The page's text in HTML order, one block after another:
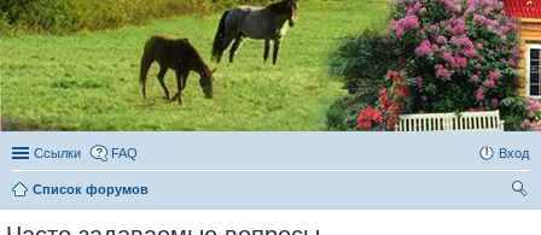
Ссылки FAQ Вход
Список форумов